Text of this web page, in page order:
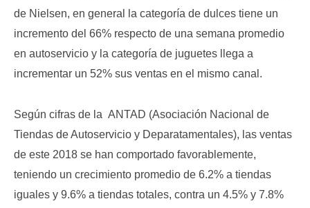
de Nielsen, en general la categoría de dulces tiene un
incremento del 66% respecto de una semana promedio
en autoservicio y la categoría de juguetes llega a
incrementar un 52% sus ventas en el mismo canal.
Según cifras de la ANTAD (Asociación Nacional de
Tiendas de Autoservicio y Deparatamentales), las ventas
de este 2018 se han comportado favorablemente,
teniendo un crecimiento promedio de 6.2% a tiendas
iguales y 9.6% a tiendas totales, contra un 4.5% y 7.8%